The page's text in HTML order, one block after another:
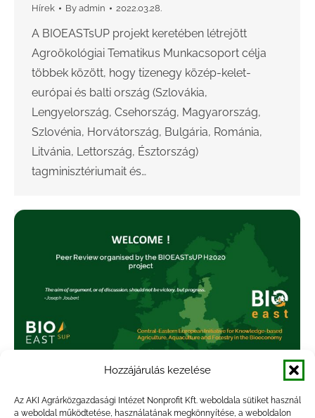
Hozzájárulás kezelése
Az AKI Agrárközgazdasági Intézet Nonprofit Kft. weboldala sütiket használ
a weboldal működtetése, használatának megkönnyítése, a weboldalon
Hírek By admin 2022.03.28.
A BIOEASTsUP projekt keretében létrejött
Agroökológiai Tematikus Munkacsoport célja
többek között, hogy tizenegy közép-kelet-
európai és balti ország (Szlovákia,
Lengyelország, Csehország, Magyarország,
Szlovénia, Horvátország, Bulgária, Románia,
Litvánia, Lettország, Észtország)
tagminisztériumait és…
Befejeződött a BIOEASTsUP projekt